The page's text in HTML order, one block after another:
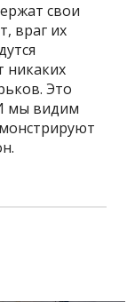
свои
враг их
никаких
Это
мы видим